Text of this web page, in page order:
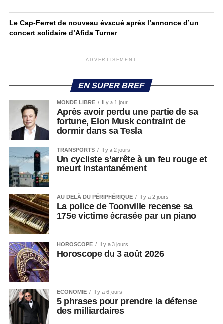
Le Cap-Ferret de nouveau évacué après l’annonce d’un
concert solidaire d’Afida Turner
ADVERTISEMENT
EN SUPER BREF
MONDE LIBRE Il y a 1 jour
Après avoir perdu une partie de sa
fortune, Elon Musk contraint de
dormir dans sa Tesla
TRANSPORTS Il y a 2 jours
Un cycliste s’arrête à un feu rouge et
meurt instantanément
AU DELÀ DU PÉRIPHÉRIQUE Il y a 2 jours
La police de Toonville recense sa
175e victime écrasée par un piano
HOROSCOPE Il y a 3 jours
Horoscope du 3 août 2026
ECONOMIE Il y a 6 jours
5 phrases pour prendre la défense
des milliardaires